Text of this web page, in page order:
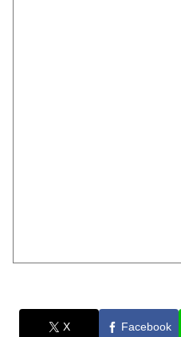
X Facebook